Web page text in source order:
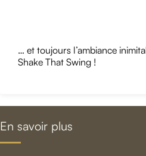
… et toujours l’ambiance
Shake That Swing !
En savoir plus